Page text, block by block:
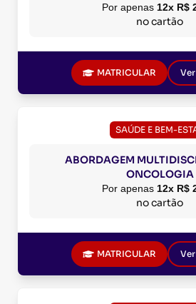
Por apenas 12x R$
no cartão
MATRICULAR
SAÚDE E BEM-
ABORDAGEM
ONCOLOGIA
Por apenas 12x R$
no cartão
MATRICULAR